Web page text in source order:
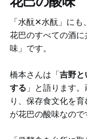
「水酛✕水酛」にも
花巴のすべての酒
味」です。
橋本さんは「吉野と
する 」と語ります
り、保存食文化を
が花巴の酸味なので